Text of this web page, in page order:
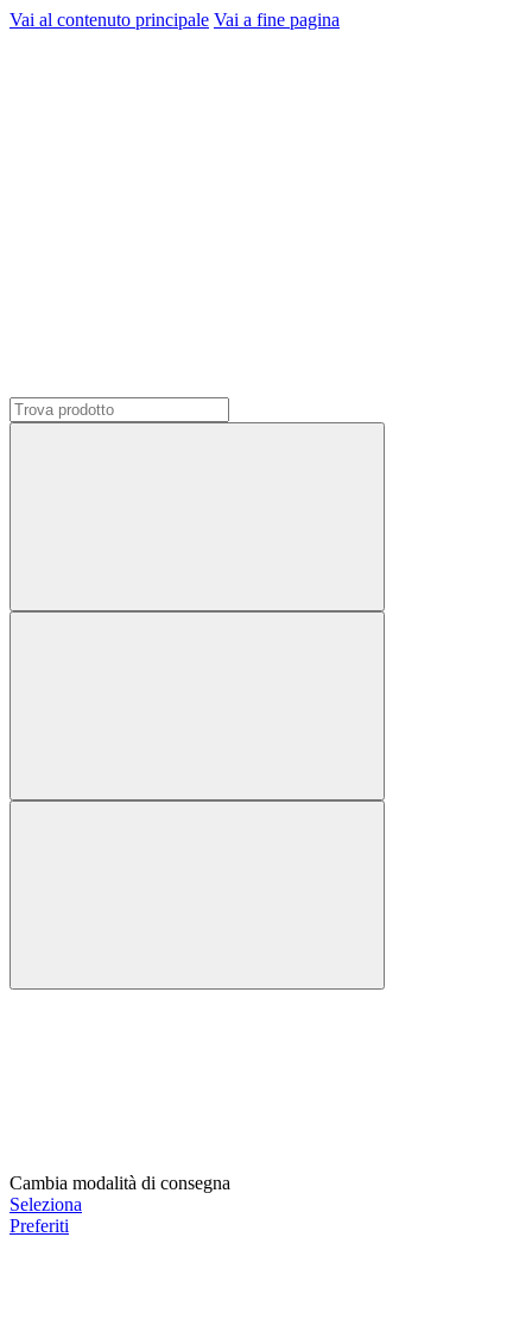
Vai al contenuto principale Vai a fine pagina
Cambia modalità di consegna
Seleziona
Preferiti